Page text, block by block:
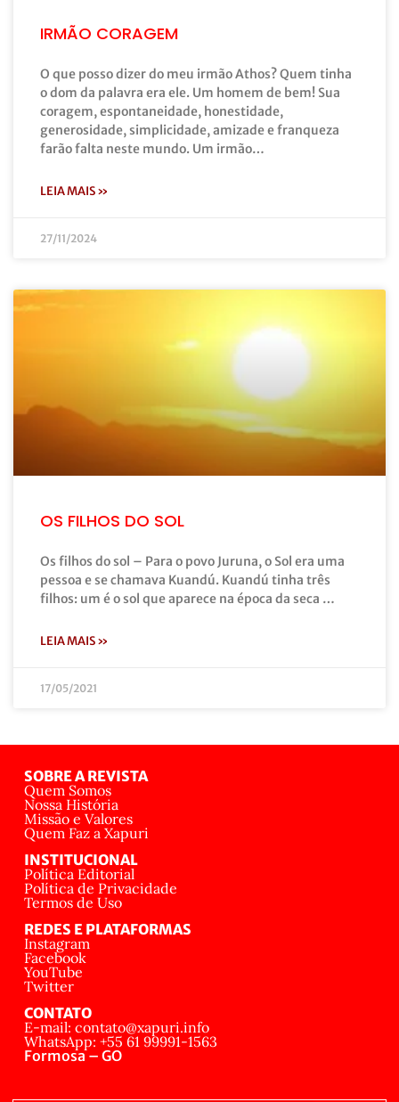
IRMÃO CORAGEM
O que posso dizer do meu irmão Athos? Quem tinha
o dom da palavra era ele. Um homem de bem! Sua
coragem, espontaneidade, honestidade,
generosidade, simplicidade, amizade e franqueza
farão falta neste mundo. Um irmão…
LEIA MAIS »
27/11/2024
OS FILHOS DO SOL
Os filhos do sol – Para o povo Juruna, o Sol era uma
pessoa e se chamava Kuandú. Kuandú tinha três
filhos: um é o sol que aparece na época da seca …
LEIA MAIS »
17/05/2021
SOBRE A REVISTA
Quem Somos
Nossa História
Missão e Valores
Quem Faz a Xapuri
INSTITUCIONAL
Política Editorial
Política de Privacidade
Termos de Uso
REDES E PLATAFORMAS
Instagram
Facebook
YouTube
Twitter
CONTATO
E-mail: contato@xapuri.info
WhatsApp: +55 61 99991-1563
Formosa – GO